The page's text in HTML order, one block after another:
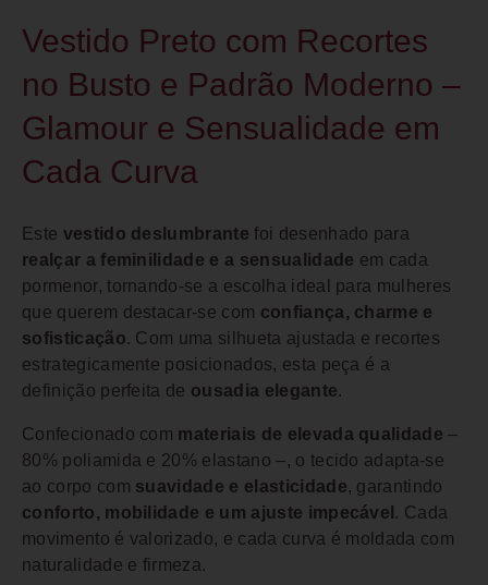
Vestido Preto com Recortes
no Busto e Padrão Moderno –
Glamour e Sensualidade em
Cada Curva
Este vestido deslumbrante foi desenhado para
realçar a feminilidade e a sensualidade em cada
pormenor, tornando-se a escolha ideal para mulheres
que querem destacar-se com confiança, charme e
sofisticação. Com uma silhueta ajustada e recortes
estrategicamente posicionados, esta peça é a
definição perfeita de ousadia elegante.
Confecionado com materiais de elevada qualidade –
80% poliamida e 20% elastano –, o tecido adapta-se
ao corpo com suavidade e elasticidade, garantindo
conforto, mobilidade e um ajuste impecável . Cada
movimento é valorizado, e cada curva é moldada com
naturalidade e firmeza.